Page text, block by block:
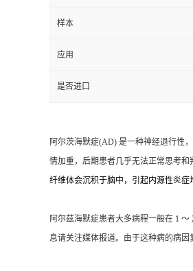
样本
应用
是否进口
阿尔茨海默症(AD) 是一种神经退行性
情加重，后期患者几乎无法正常思考
纤维体会沉积于脑中，引起内源性炎
阿尔兹海默症患者大多病程一般在 1
息请关注媒体报道。由于这种病的病